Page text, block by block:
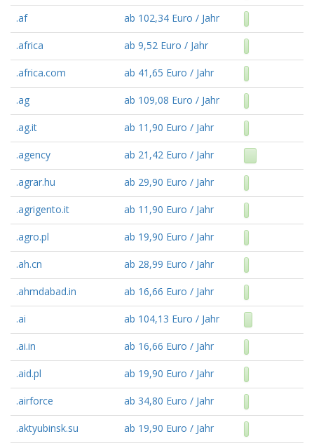
.af ab 102,34 Euro / Jahr
.africa ab 9,52 Euro / Jahr
.africa.com ab 41,65 Euro / Jahr
.ag ab 109,08 Euro / Jahr
.ag.it ab 11,90 Euro / Jahr
.agency ab 21,42 Euro / Jahr
.agrar.hu ab 29,90 Euro / Jahr
.agrigento.it ab 11,90 Euro / Jahr
.agro.pl ab 19,90 Euro / Jahr
.ah.cn ab 28,99 Euro / Jahr
.ahmdabad.in ab 16,66 Euro / Jahr
.ai ab 104,13 Euro / Jahr
.ai.in ab 16,66 Euro / Jahr
.aid.pl ab 19,90 Euro / Jahr
.airforce ab 34,80 Euro / Jahr
.aktyubinsk.su ab 19,90 Euro / Jahr